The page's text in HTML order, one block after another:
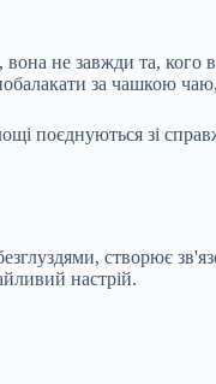
не завжди та, кого
за чашкою
поєднуються зі
створює
настрій.